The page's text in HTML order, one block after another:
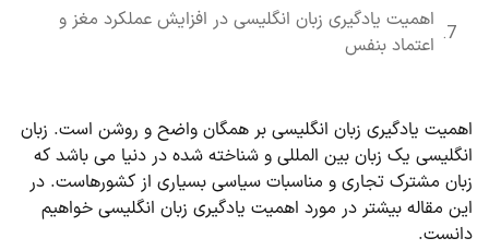
اهمیت یادگیری زبان انگلیسی در افزایش عملکرد مغز و
اعتماد بنفس
اهمیت یادگیری زبان انگلیسی بر همگان واضح و روشن است. زبان
انگلیسی یک زبان بین المللی و شناخته شده در دنیا می باشد که
زبان مشترک تجاری و مناسبات سیاسی بسیاری از کشورهاست. در
این مقاله بیشتر در مورد اهمیت یادگیری زبان انگلیسی خواهیم
دانست.